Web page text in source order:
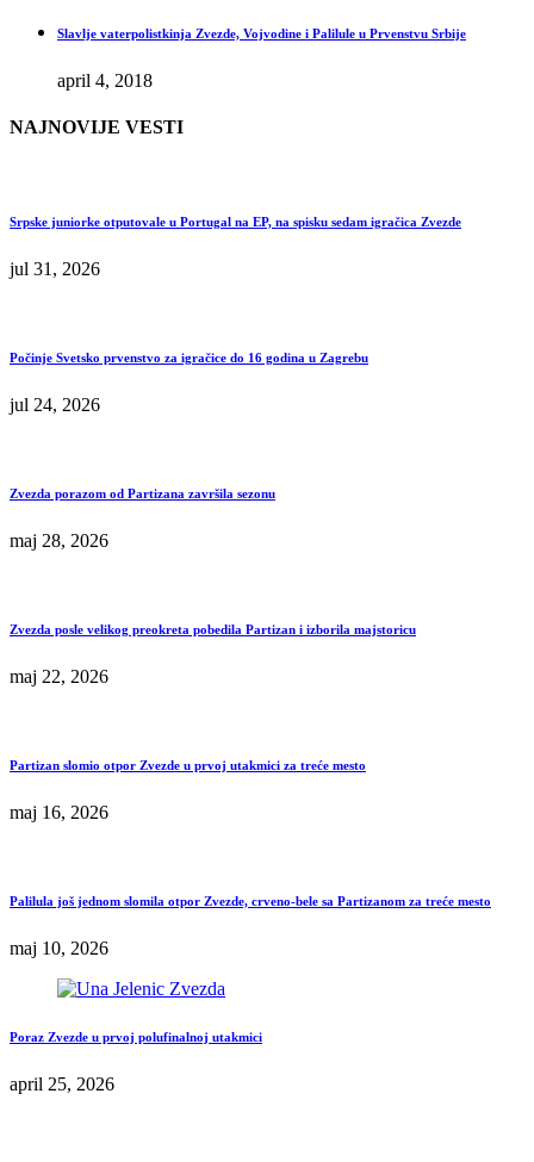
Slavlje vaterpolistkinja Zvezde, Vojvodine i Palilule u Prvenstvu Srbije
april 4, 2018
NAJNOVIJE VESTI
Srpske juniorke otputovale u Portugal na EP, na spisku sedam igračica Zvezde
jul 31, 2026
Počinje Svetsko prvenstvo za igračice do 16 godina u Zagrebu
jul 24, 2026
Zvezda porazom od Partizana završila sezonu
maj 28, 2026
Zvezda posle velikog preokreta pobedila Partizan i izborila majstoricu
maj 22, 2026
Partizan slomio otpor Zvezde u prvoj utakmici za treće mesto
maj 16, 2026
Palilula još jednom slomila otpor Zvezde, crveno-bele sa Partizanom za treće mesto
maj 10, 2026
Poraz Zvezde u prvoj polufinalnoj utakmici
april 25, 2026